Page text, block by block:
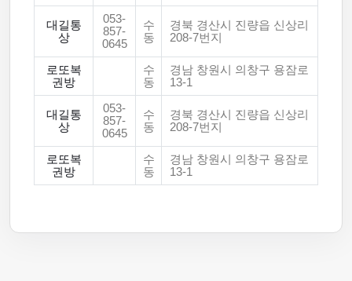
대길통
상
053-
857-
0645
수
동
경북 경산시 진량읍 신상리
208-7번지
로또복
권방
수
동
경남 창원시 의창구 용잠로
13-1
대길통
상
053-
857-
0645
수
동
경북 경산시 진량읍 신상리
208-7번지
로또복
권방
수
동
경남 창원시 의창구 용잠로
13-1